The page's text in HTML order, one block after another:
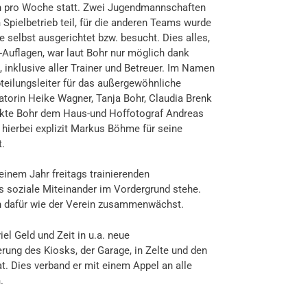
Woche statt. Zwei Jugendmannschaften
teil, für die anderen Teams wurde
selbst ausgerichtet bzw. besucht. Dies alles,
war laut Bohr nur möglich dank
aller Trainer und Betreuer. Im Namen
für das außergewöhnliche
Heike Wagner, Tanja Bohr, Claudia Brenk
Bohr dem Haus-und Hoffotograf Andreas
explizit Markus Böhme für seine
Jahr freitags trainierenden
soziale Miteinander im Vordergrund stehe.
wie der Verein zusammenwächst.
Geld und Zeit in u.a. neue
des Kiosks, der Garage, in Zelte und den
Dies verband er mit einem Appel an alle